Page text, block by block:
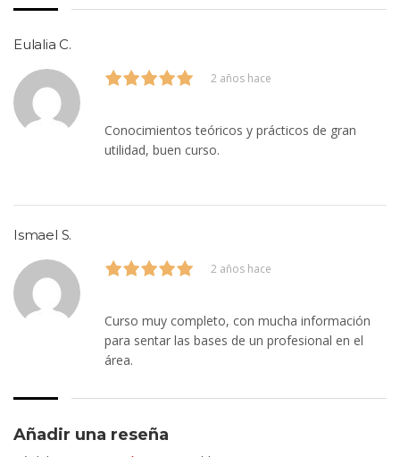
Eulalia C.
2 años hace
Conocimientos teóricos y prácticos de gran
utilidad, buen curso.
Ismael S.
2 años hace
Curso muy completo, con mucha información
para sentar las bases de un profesional en el
área.
Añadir una reseña